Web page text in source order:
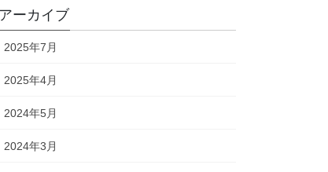
アーカイブ
2025年7月
2025年4月
2024年5月
2024年3月